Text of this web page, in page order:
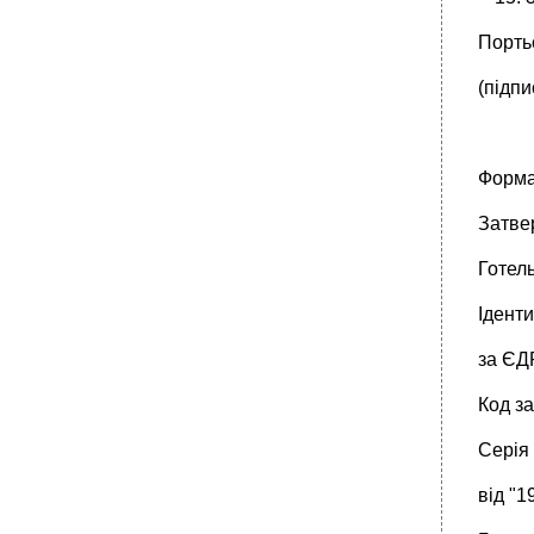
за
Код
Серія
від